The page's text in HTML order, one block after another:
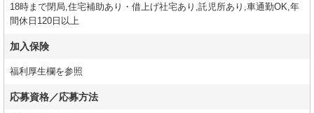
18時まで閉局,住宅補助あり・借上げ社宅あり,託児所あり,車通勤OK,年
間休日120日以上
加入保険
福利厚生欄を参照
応募資格／応募方法